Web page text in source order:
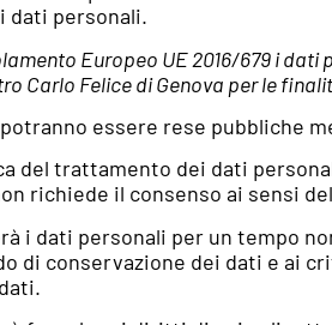
dati personali.
Europeo UE 2016/679 i
Carlo Felice di Genova per le
essere rese pubbliche
del trattamento dei dati
richiede il consenso ai sensi
i dati personali per un tempo
di conservazione dei dati e ai